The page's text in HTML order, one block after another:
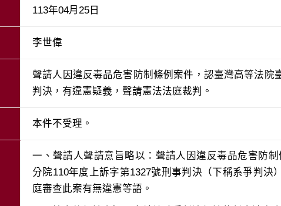
113年04月25日
李世偉
聲請人因違反毒品危害防制條例案件，認臺灣高等法院
判決，有違憲疑義，聲請憲法法庭裁判。
本件不受理。
一、聲請人聲請意旨略以：聲請人因違反毒品危害防
分院110年度上訴字第1327號刑事判決（下稱系爭判決